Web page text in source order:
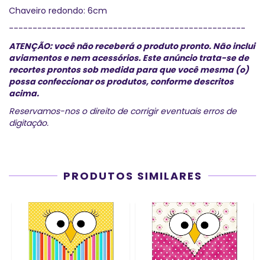
Chaveiro redondo: 6cm
--------------------------------------------------
ATENÇÃO: você não receberá o produto pronto. Não inclui
aviamentos e nem acessórios. Este anúncio trata-se de
recortes prontos sob medida para que você mesma (o)
possa confeccionar os produtos, conforme descritos
acima.
Reservamos-nos o direito de corrigir eventuais erros de
digitação.
PRODUTOS SIMILARES